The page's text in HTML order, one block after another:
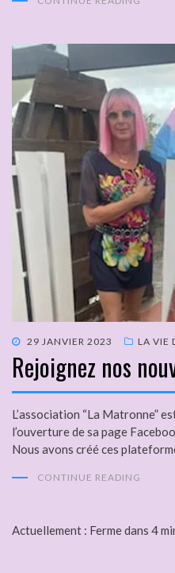
29 JANVIER 2023 LA VIE
Rejoignez nos
L’association “La Matronne”
l’ouverture de sa page
Nous avons créé ces
CONTINUE READING
Actuellement : Ferme dans 4